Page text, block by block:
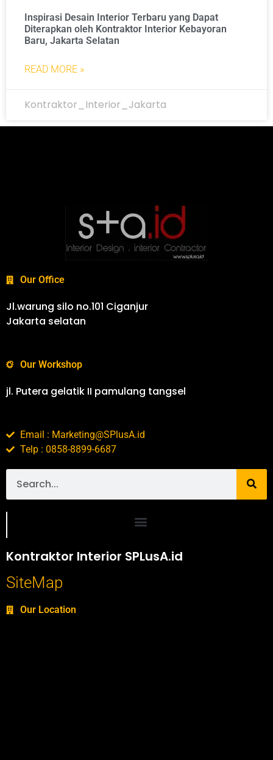
Inspirasi Desain Interior Terbaru yang Dapat
Diterapkan oleh Kontraktor Interior Kebayoran
Baru, Jakarta Selatan
READ MORE »
Kontraktor_Interior_Jakarta
Our Office
Jl.warung silo no.101 Ciganjur
Jakarta selatan
Our Workshop
jl. Putera gelatik II pamulang tangsel
Email : Marketing@SPlusA.id
Telp : 0858-8899-6687
Kontraktor Interior SPLusA.id
SiteMap
Our Location